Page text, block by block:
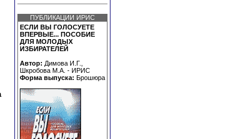
ПУБЛИКАЦИИ ИРИС
ЕСЛИ ВЫ ГОЛОСУЕТЕ
ВПЕРВЫЕ... ПОСОБИЕ
ДЛЯ МОЛОДЫХ
ИЗБИРАТЕЛЕЙ
Автор: Димова И.Г.,
Шкробова М.А. - ИРИС
Форма выпуска: Брошюра